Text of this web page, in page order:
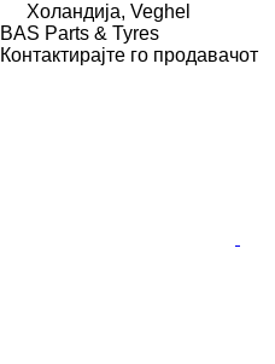
Холандија, Veghel
BAS Parts & Tyres
Контактирајте го продавачот